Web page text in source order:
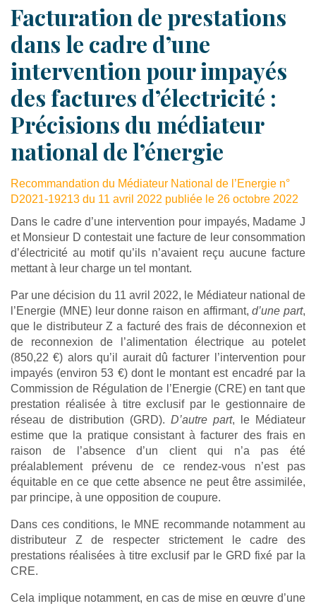
Facturation de prestations
dans le cadre d’une
intervention pour impayés
des factures d’électricité :
Précisions du médiateur
national de l’énergie
Recommandation du Médiateur National de l’Energie n°
D2021-19213 du 11 avril 2022 publiée le 26 octobre 2022
Dans le cadre d’une intervention pour impayés, Madame J
et Monsieur D contestait une facture de leur consommation
d’électricité au motif qu’ils n’avaient reçu aucune facture
mettant à leur charge un tel montant.
Par une décision du 11 avril 2022, le Médiateur national de
l’Energie (MNE) leur donne raison en affirmant,d’une part,
que le distributeur Z a facturé des frais de déconnexion et
de reconnexion de l’alimentation électrique au potelet
(850,22 €) alors qu’il aurait dû facturer l’intervention pour
impayés (environ 53 €) dont le montant est encadré par la
Commission de Régulation de l’Energie (CRE) en tant que
prestation réalisée à titre exclusif par le gestionnaire de
réseau de distribution (GRD). D’autre part, le Médiateur
estime que la pratique consistant à facturer des frais en
raison de l’absence d’un client qui n’a pas été
préalablement prévenu de ce rendez-vous n’est pas
équitable en ce que cette absence ne peut être assimilée,
par principe, à une opposition de coupure.
Dans ces conditions, le MNE recommande notamment au
distributeur Z de respecter strictement le cadre des
prestations réalisées à titre exclusif par le GRD fixé par la
CRE.
Cela implique notamment, en cas de mise en œuvre d’une